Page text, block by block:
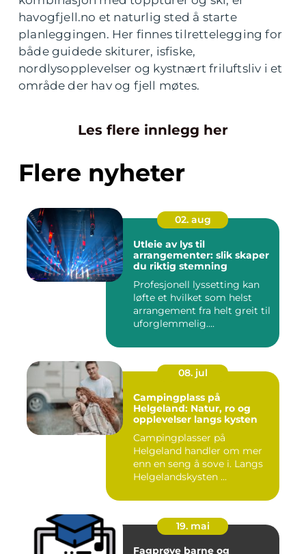
havogfjell.no et naturlig sted å starte
planleggingen. Her finnes tilrettelegging for
både guidede skiturer, isfiske,
nordlysopplevelser og kystnært friluftsliv i et
område der hav og fjell møtes.
Les flere innlegg her
Flere nyheter
02. aug
Utleie av lys til
arrangementer: slik skaper
du riktig stemning
Profesjonell lyssetting kan
løfte et hvilket som helst
arrangement fra helt greit til
uforglemmelig....
08. jul
Campingplass på
Helgeland: Natur, ro og
opplevelser langs kysten
Campingplasser på
Helgeland handler om mer
enn en seng å sove i. Langs
Helgelandskysten ...
19. mai
Fagprøve barne og